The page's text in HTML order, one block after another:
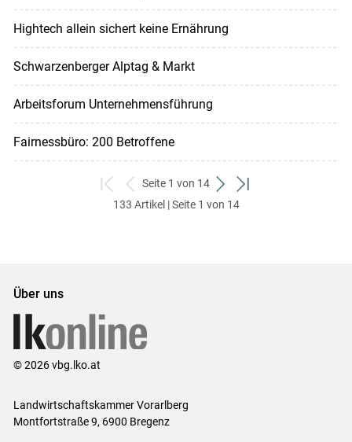
Hightech allein sichert keine Ernährung
Schwarzenberger Alptag & Markt
Arbeitsforum Unternehmensführung
Fairnessbüro: 200 Betroffene
zum
ersten
zurück
zum
Seite 1 von 14
weiter
zum
zum
133 Artikel | Seite 1 von 14
Über uns
© 2026 vbg.lko.at
Landwirtschaftskammer Vorarlberg
Montfortstraße 9, 6900 Bregenz